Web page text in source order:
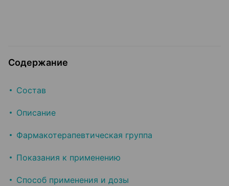
Содержание
Состав
Описание
Фармакотерапевтическая группа
Показания к применению
Способ применения и дозы